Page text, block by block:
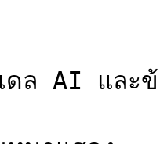
ล AI และข้